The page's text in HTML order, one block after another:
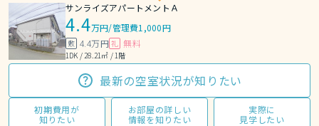
サンライズアパートメントＡ
4.4万円/管理費1,000円
敷 4.4万円 礼 無料
1DK / 28.21㎡ / 1階
最新の空室状況が知りたい
初期費用が
知りたい
お部屋の詳しい
情報を知りたい
実際に
見学したい